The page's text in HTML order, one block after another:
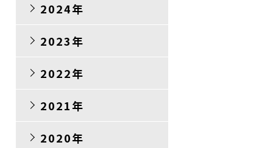
2024年
2023年
2022年
2021年
2020年